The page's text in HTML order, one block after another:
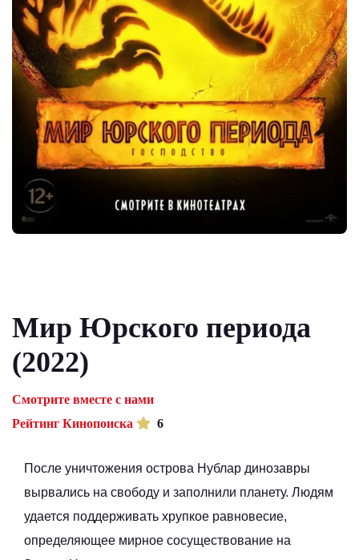
Мир Юрского периода
(2022)
Смотрите вместе с нами
Рейтинг Кинопоиска
6
После уничтожения острова Нублар динозавры
вырвались на свободу и заполнили планету. Людям
удается поддерживать хрупкое равновесие,
определяющее мирное сосуществование на